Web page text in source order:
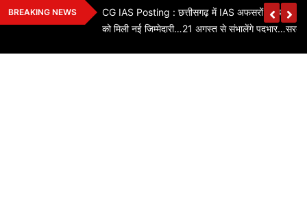
Skip
to
BREAKING NEWS
के तबादले…3 SI,
CG IAS Posting : छत्तीसगढ़ में IAS अफसरों का बड़ा
को मिली नई जिम्मेदारी…21 अगस्त से संभालेंगे